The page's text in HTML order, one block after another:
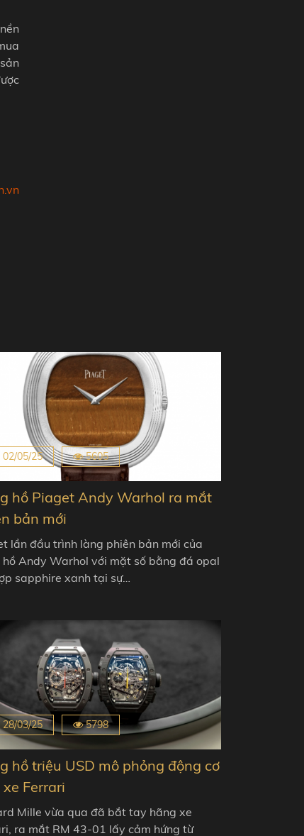
02/05/25 5605
hồ Piaget Andy Warhol ra mắt
bản mới
lần đầu trình làng phiên bản mới của
hồ Andy Warhol với mặt số bằng đá opal
sapphire xanh tại sự…
28/03/25 5798
hồ triệu USD mô phỏng động cơ
xe Ferrari
Mille vừa qua đã bắt tay hãng xe
ra mắt RM 43-01 lấy cảm hứng từ